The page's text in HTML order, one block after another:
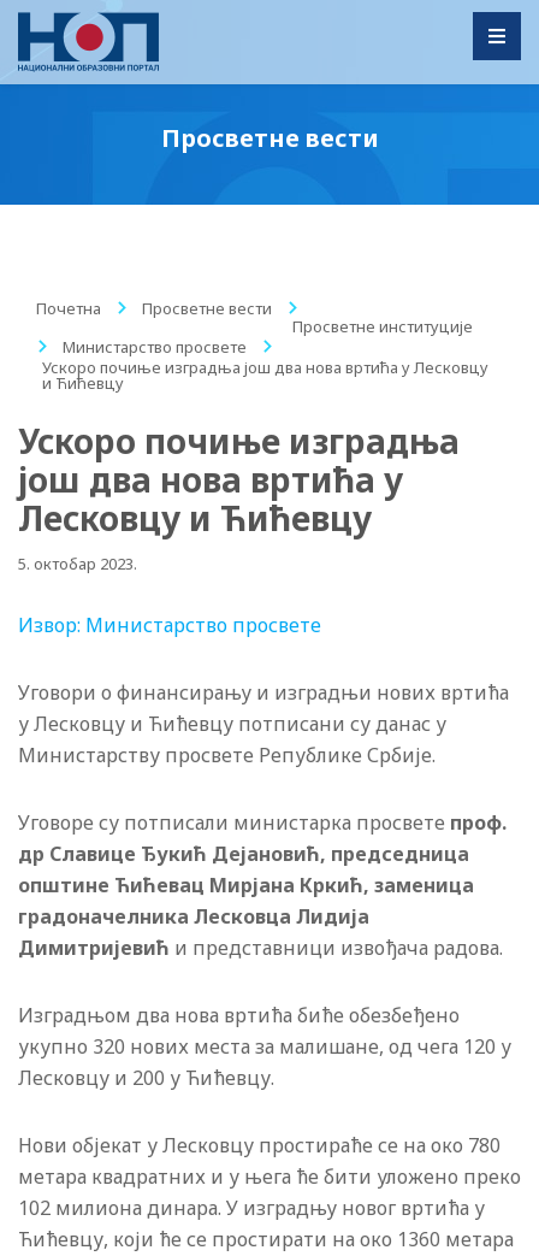
Просветне вести
Почетна / Просветне вести
/
Просветне институције
/
Министарство просвете
/
Ускоро почиње изградња још два нова вртића у Лесковцу
и Ћићевцу
Ускоро почиње изградња
још два нова вртића у
Лесковцу и Ћићевцу
5. октобар 2023.
Извор: Министарство просвете
Уговори о финансирању и изградњи нових вртића
у Лесковцу и Ћићевцу потписани су данас у
Министарству просвете Републике Србије.
Уговоре су потписали министарка просвете проф.
др Славице Ђукић Дејановић, председница
општине Ћићевац Мирјана Кркић, заменица
градоначелника Лесковца Лидија
Димитријевић и представници извођача радова.
Изградњом два нова вртића биће обезбеђено
укупно 320 нових места за малишане, од чега 120 у
Лесковцу и 200 у Ћићевцу.
Нови објекат у Лесковцу простираће се на око 780
метара квадратних и у њега ће бити уложено преко
102 милиона динара. У изградњу новог вртића у
Ћићевцу, који ће се простирати на око 1360 метара